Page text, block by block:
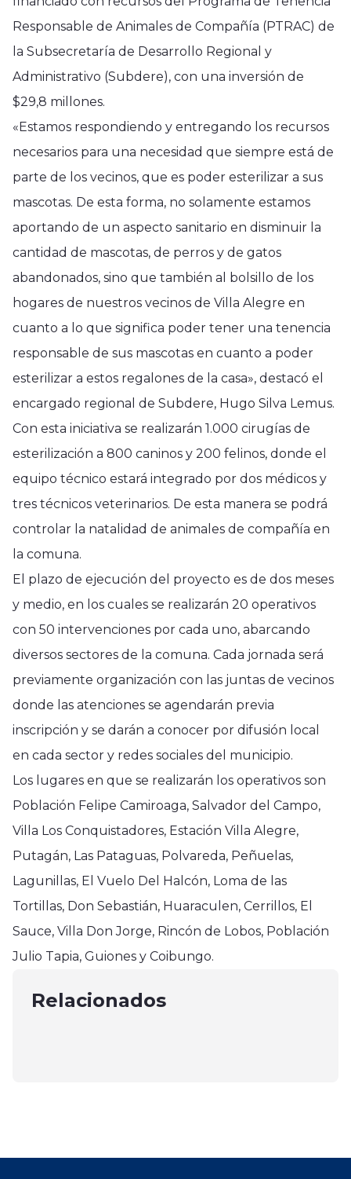
Responsable de Animales de Compañía (PTRAC) de
la Subsecretaría de Desarrollo Regional y
Administrativo (Subdere), con una inversión de
$29,8 millones.
«Estamos respondiendo y entregando los recursos
necesarios para una necesidad que siempre está de
parte de los vecinos, que es poder esterilizar a sus
mascotas. De esta forma, no solamente estamos
aportando de un aspecto sanitario en disminuir la
cantidad de mascotas, de perros y de gatos
abandonados, sino que también al bolsillo de los
hogares de nuestros vecinos de Villa Alegre en
cuanto a lo que significa poder tener una tenencia
responsable de sus mascotas en cuanto a poder
esterilizar a estos regalones de la casa», destacó el
encargado regional de Subdere, Hugo Silva Lemus.
Con esta iniciativa se realizarán 1.000 cirugías de
esterilización a 800 caninos y 200 felinos, donde el
equipo técnico estará integrado por dos médicos y
tres técnicos veterinarios. De esta manera se podrá
controlar la natalidad de animales de compañía en
la comuna.
El plazo de ejecución del proyecto es de dos meses
y medio, en los cuales se realizarán 20 operativos
con 50 intervenciones por cada uno, abarcando
diversos sectores de la comuna. Cada jornada será
previamente organización con las juntas de vecinos
donde las atenciones se agendarán previa
inscripción y se darán a conocer por difusión local
en cada sector y redes sociales del municipio.
Los lugares en que se realizarán los operativos son
Población Felipe Camiroaga, Salvador del Campo,
Villa Los Conquistadores, Estación Villa Alegre,
Putagán, Las Pataguas, Polvareda, Peñuelas,
Lagunillas, El Vuelo Del Halcón, Loma de las
Tortillas, Don Sebastián, Huaraculen, Cerrillos, El
Sauce, Villa Don Jorge, Rincón de Lobos, Población
Julio Tapia, Guiones y Coibungo.
Relacionados
Villa Alegre
En Villa Alegre con sectores
junio 16, 2025
Linares
a pareja por robo de vivienda
entregó apoyo y visitó a Concejo